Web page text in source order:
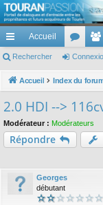
Le forum des propriétaires ou
cc
ès
pi
de
Accueil
or
u
e
m
Rechercher
Accueil Index du
2.0 HDI -->
Modérateur : Modérateurs
Répondre
Georges
débutant